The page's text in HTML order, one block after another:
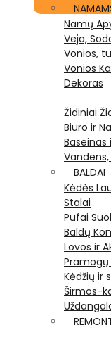
Namų
Veja,
Vonios,
Vonios
Dekoras
Židiniai
Biuro ir
Baseinas
BALDAI
Kėdės
Stalai
Pufai
Baldų
Lovos ir
Pramogų
Kėdžių ir
Širmos-